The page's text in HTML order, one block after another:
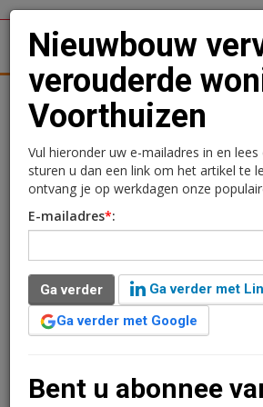
Woningmarkt
Nieuwbouw
verouderde
Voorthuizen
Sandra Lissenberg
27 september
1 minuut leestijd
Deze week start Plegt-Vos in
Potterstraat en Frans Halsstraat in
Nieuwbouw
verouderde
Voorthuizen
Vul hieronder uw e-mailadres in en
sturen u dan een link om het artikel te
ontvang je op werkdagen onze
E-mailadres*:
Ga verder
Ga verder met
Ga verder met Google
Bent u abonnee